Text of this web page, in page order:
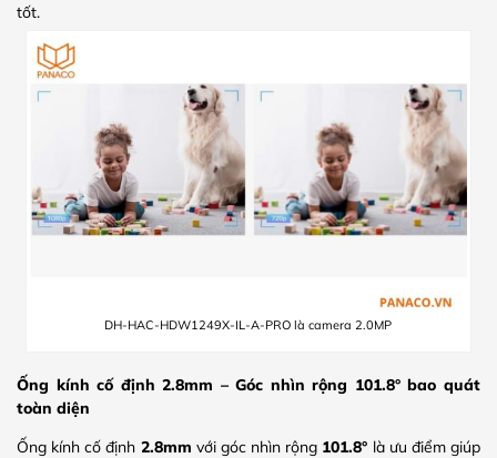
tốt.
DH-HAC-HDW1249X-IL-A-PRO là camera 2.0MP
Ống kính cố định 2.8mm – Góc nhìn rộng 101.8° bao quát
toàn diện
Ống kính cố định 2.8mm với góc nhìn rộng 101.8° là ưu điểm giúp